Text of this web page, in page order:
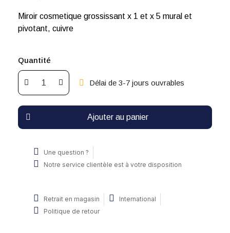
Miroir cosmetique grossissant x 1 et x 5 mural et
pivotant, cuivre
Quantité
Délai de 3-7 jours ouvrables
Ajouter au panier
Une question ?
Notre service clientèle est à votre disposition
Retrait en magasin
International
Politique de retour